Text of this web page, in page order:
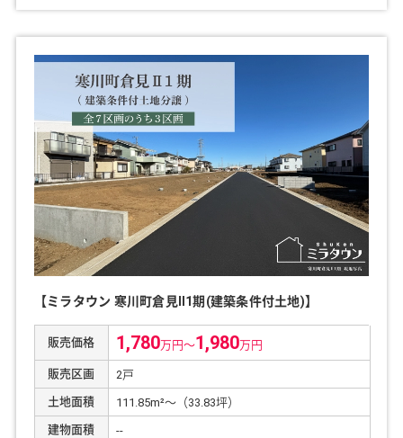
【ミラタウン 寒川町倉見Ⅱ1期(建築条件付土地)】
販売価格 1,780万円～1,980万円
販売区画 2戸
土地面積 111.85m²～（33.83坪）
建物面積 --